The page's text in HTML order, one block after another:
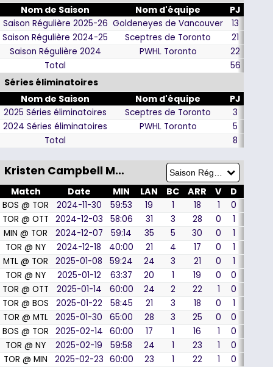
Nom de Saison
Nom d'équipe PJ
Saison Régulière 2025-26 Goldeneyes de Vancouver 13
Saison Régulière 2024-25
Sceptres de Toronto 21
Saison Régulière 2024
PWHL Toronto 22
Total
56
Séries éliminatoires
Nom de Saison
Nom d'équipe PJ
2025 Séries éliminatoires Sceptres de Toronto 3
2024 Séries éliminatoires
PWHL Toronto 5
Total
8
Kristen Campbell Match par Match
Match Date MIN LAN BC ARR V D
BOS @ TOR 2024-11-30 59:53 19 1 18 1 0
TOR @ OTT
2024-12-03 58:06 31 3 28 0 1
MIN @ TOR
2024-12-07 59:14 35 5 30 0 1
TOR @ NY
2024-12-18 40:00 21 4 17 0 1
MTL @ TOR
2025-01-08 59:24 24 3 21 0 1
TOR @ NY
2025-01-12 63:37 20 1 19 0 0
TOR @ OTT
2025-01-14 60:00 24 2 22 1 0
TOR @ BOS
2025-01-22 58:45 21 3 18 0 1
TOR @ MTL
2025-01-30 65:00 28 3 25 0 0
BOS @ TOR
2025-02-14 60:00 17 1 16 1 0
TOR @ NY
2025-02-19 59:58 24 1 23 1 0
TOR @ MIN
2025-02-23 60:00 23 1 22 1 0